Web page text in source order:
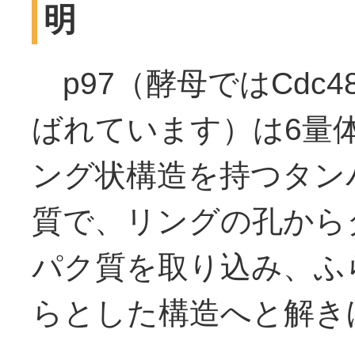
明
p97（酵母では
ばれています）は6量
ング状構造を持つタン
質で、リングの孔から
パク質を取り込み、ふ
らとした構造へと解